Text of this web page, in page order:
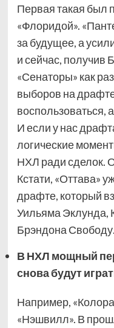
Первая такая был
«Флоридой».
за будущее, а
и сейчас, получив
«Сенаторы» как
выборов на
воспользоваться,
И если у нас
логические
НХЛ ради сделок.
Кстати, «Оттава»
драфте, который
Уильяма Эклунда,
Брэндона Свободу.
В НХЛ мощный
снова будут
Например,
«Нэшвилл». В